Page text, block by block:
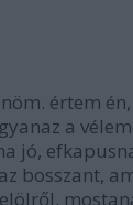
értem
a
jó,
bosszant,